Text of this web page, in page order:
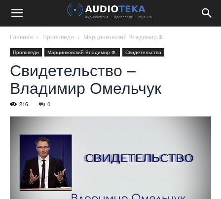
Главная Проповеди Марцинковский Владимир Ф.
Проповеди Марцинковский Владимир Ф. Свидетельства
Свидетельство –
Владимир Омельчук
216 0